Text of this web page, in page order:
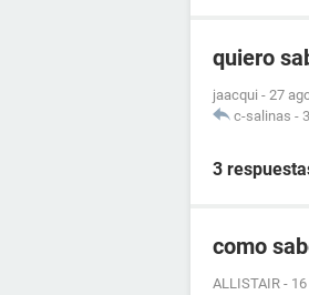
quiero
jaacqui - 27
c-salinas -
3
como
ALLISTAIR -